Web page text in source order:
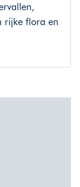
rijke flora en